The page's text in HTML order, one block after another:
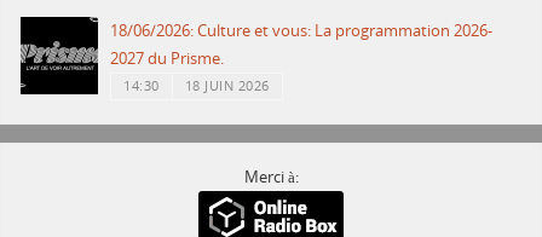
18/06/2026: Culture et vous: La programmation 2026-
2027 du Prisme.
14:30 18 JUIN 2026
Merci à: